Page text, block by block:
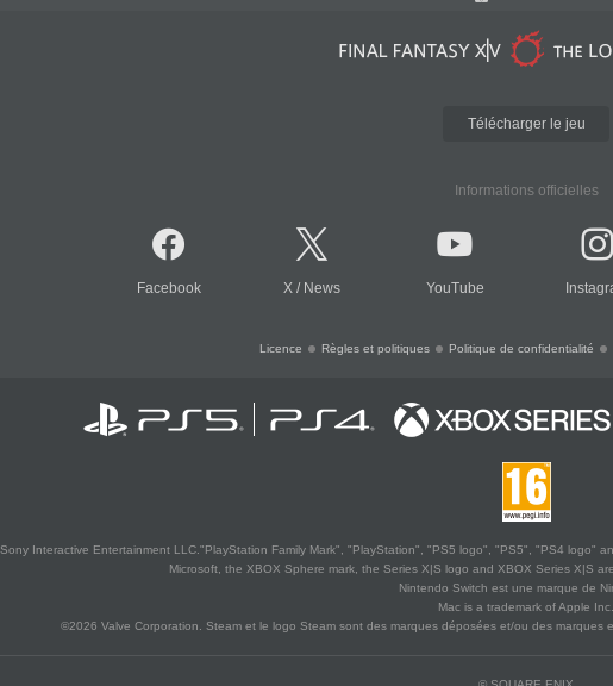
Télécharger le jeu
Informations officielles
Facebook X / News YouTube
Licence Règles et politiques Politique de confidentialité
Interactive Entertainment LLC."PlayStation Family Mark", "PlayStation", "PS5 logo", "PS5", "PS4 logo"
Microsoft, the XBOX Sphere mark, the Series X|S logo and XBOX Series X|S
Nintendo Switch est une marque de
Mac is a trademark of Apple Inc.
©2026 Valve Corporation. Steam et le logo Steam sont des marques déposées et/ou des marques